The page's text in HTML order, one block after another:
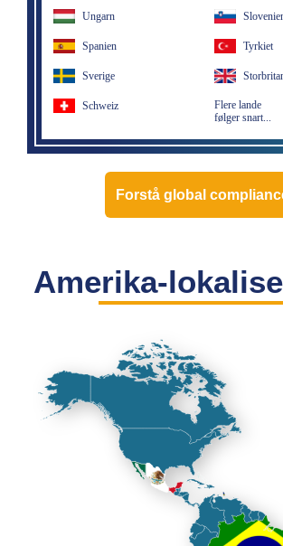
Ungarn
Spanien
Sverige
Schweiz
Tyrkiet
Flere lande
følger snart...
Forstå global
Amerika-